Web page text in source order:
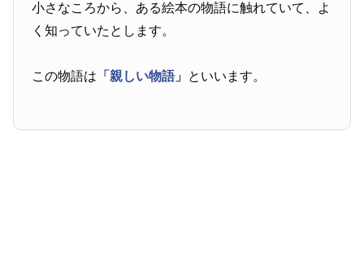
小さなころから、ある絵本の物語に触れていて、よ
く知っていたとします。
この物語は 「親しい物語」 といいます。